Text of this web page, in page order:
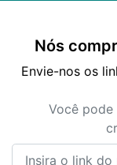
Nós
Envie-nos os
Você